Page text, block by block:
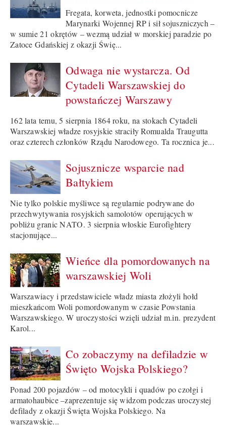
Fregata, korweta, jednostki pomocnicze
Marynarki Wojennej RP i sił sojuszniczych –
w sumie 21 okrętów – wezmą udział w morskiej paradzie po
Zatoce Gdańskiej z okazji Świę...
Odwaga nie wystarcza. Od
Cytadeli Warszawskiej do
powstańczej Warszawy
162 lata temu, 5 sierpnia 1864 roku, na stokach Cytadeli
Warszawskiej władze rosyjskie straciły Romualda Traugutta
oraz czterech członków Rządu Narodowego. Ta rocznica je...
Sojusznicze wsparcie nad
Bałtykiem
Nie tylko polskie myśliwce są regularnie podrywane do
przechwytywania rosyjskich samolotów operujących w
pobliżu granic NATO. 3 sierpnia włoskie Eurofightery
stacjonujące...
Wieńce dla pomordowanych na
warszawskiej Woli
Warszawiacy i przedstawiciele władz miasta złożyli hołd
mieszkańcom Woli pomordowanym w czasie Powstania
Warszawskiego. W uroczystości wzięli udział m.in. prezydent
Karol...
Co zobaczymy na defiladzie w
Święto Wojska Polskiego?
Ponad 200 pojazdów – od motocykli i quadów po czołgi i
armatohaubice –zaprezentuje się widzom podczas uroczystej
defilady z okazji Święta Wojska Polskiego. Na
warszawskie...